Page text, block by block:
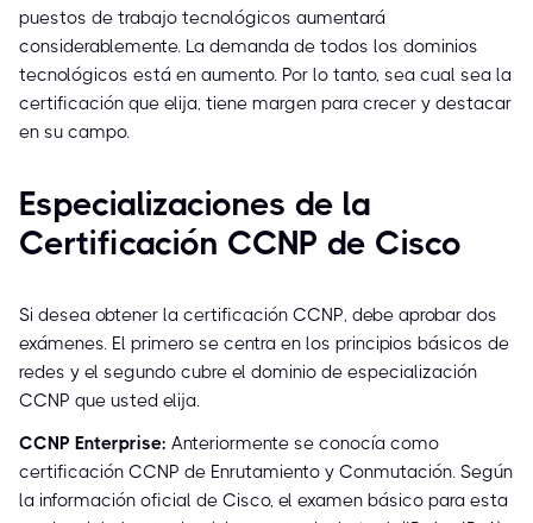
puestos de trabajo tecnológicos aumentará
considerablemente. La demanda de todos los dominios
tecnológicos está en aumento. Por lo tanto, sea cual sea la
certificación que elija, tiene margen para crecer y destacar
en su campo.
Especializaciones de la
Certificación CCNP de Cisco
Si desea obtener la certificación CCNP, debe aprobar dos
exámenes. El primero se centra en los principios básicos de
redes y el segundo cubre el dominio de especialización
CCNP que usted elija.
CCNP Enterprise: Anteriormente se conocía como
certificación CCNP de Enrutamiento y Conmutación. Según
la información oficial de Cisco, el examen básico para esta